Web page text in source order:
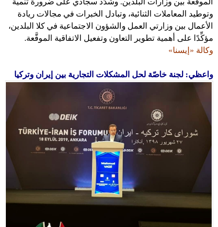
وتوطيد المعاملات الثنائية، وتبادل الخبرات في مجالات ريادة
الأعمال بين وزارتي العمل والشؤون الاجتماعية في كلا البلدين،
مؤكِّدًا على أهمية تطوير التعاون وتفعيل الاتفاقية الموقَّعة.
وكالة «إيسنا»
واعظي: لجنة خاصّة لحل المشكلات التجارية بين إيران وتركيا